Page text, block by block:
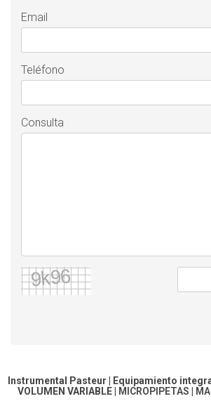
Email
Teléfono
Consulta
Instrumental Pasteur | Equipamiento
VOLUMEN VARIABLE
MICROPIPETAS